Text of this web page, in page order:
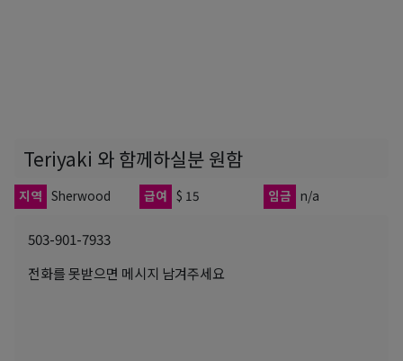
Teriyaki 와 함께하실분 원함
지역 Sherwood 급여 $ 15 임금 n/a
503-901-7933
전화를 못받으면 메시지 남겨주세요